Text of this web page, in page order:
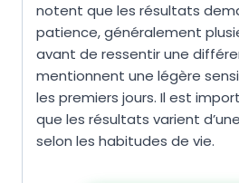
notent que les résultats
patience, généralement
avant de ressentir une
mentionnent une légère
les premiers jours. Il est
que les résultats varient
selon les habitudes de vie.